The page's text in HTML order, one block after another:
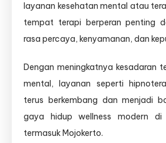
layanan kesehatan mental atau
tempat terapi berperan penting
rasa percaya, kenyamanan, dan
Dengan meningkatnya kesadaran
mental, layanan seperti
terus berkembang dan menjadi
gaya hidup wellness modern di
termasuk Mojokerto.